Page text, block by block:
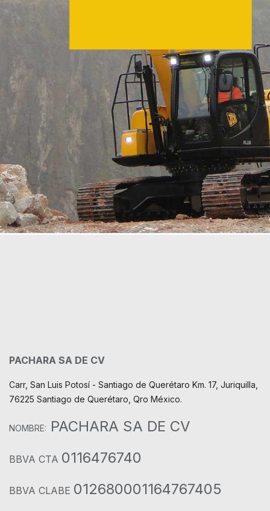
PACHARA SA DE CV
Carr, San Luis Potosí - Santiago de Querétaro Km. 17, Juriquilla,
76225 Santiago de Querétaro, Qro México.
NOMBRE: PACHARA SA DE CV
BBVA CTA 0116476740
BBVA CLABE 012680001164767405